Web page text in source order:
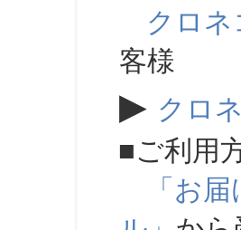
クロ
客様
▶ クロ
■ご利用
「お